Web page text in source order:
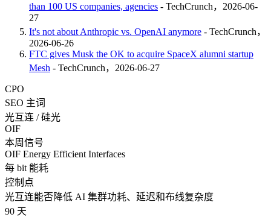
than 100 US companies, agencies - TechCrunch，2026-06-
27
It's not about Anthropic vs. OpenAI anymore - TechCrunch，
2026-06-26
FTC gives Musk the OK to acquire SpaceX alumni startup
Mesh - TechCrunch，2026-06-27
CPO
SEO 主词
光互连 / 硅光
OIF
本周信号
OIF Energy Efficient Interfaces
每 bit 能耗
控制点
光互连能否降低 AI 集群功耗、延迟和布线复杂度
90 天